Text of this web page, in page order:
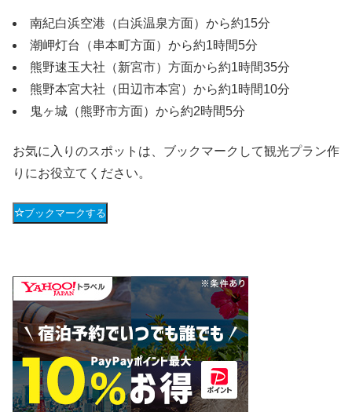
南紀白浜空港（白浜温泉方面）から約15分
潮岬灯台（串本町方面）から約1時間5分
熊野速玉大社（新宮市）方面から約1時間35分
熊野本宮大社（田辺市本宮）から約1時間10分
鬼ヶ城（熊野市方面）から約2時間5分
お気に入りのスポットは、ブックマークして観光プラン作
りにお役立てください。
ブックマークする